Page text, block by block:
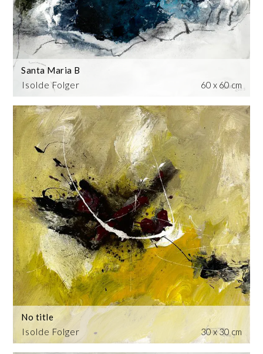
Isolde Folger
Santa Maria B
60 x 60 cm
Isolde Folger
No title
30 x 30 cm